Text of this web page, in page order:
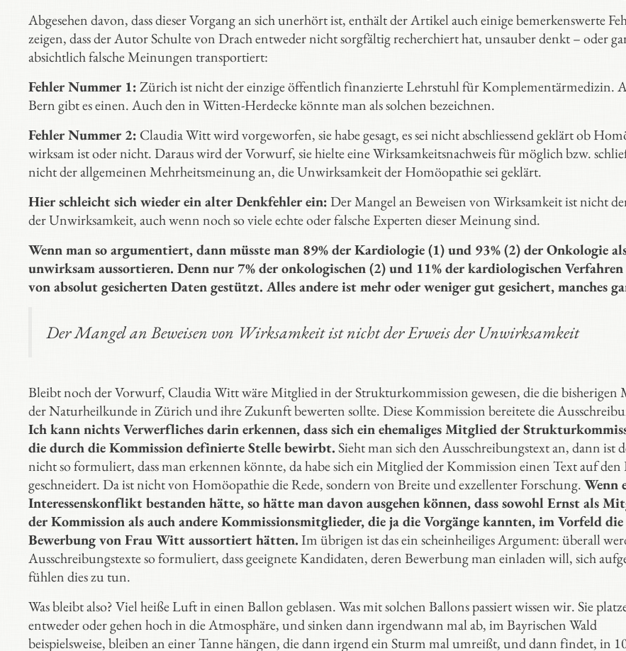
Abgesehen davon, dass dieser Vorgang an sich unerhört ist, enthält der Artikel auch einige bemerkenswerte
zeigen, dass der Autor Schulte von Drach entweder nicht sorgfältig recherchiert hat, unsauber denkt – oder
absichtlich falsche Meinungen transportiert:
Fehler Nummer 1:Zürich ist nicht der einzige öffentlich finanzierte Lehrstuhl für Komplementärmedizin.
Bern gibt es einen. Auch den in Witten-Herdecke könnte man als solchen bezeichnen.
Fehler Nummer 2: Claudia Witt wird vorgeworfen, sie habe gesagt, es sei nicht abschliessend geklärt ob
wirksam ist oder nicht. Daraus wird der Vorwurf, sie hielte eine Wirksamkeitsnachweis für möglich bzw.
nicht der allgemeinen Mehrheitsmeinung an, die Unwirksamkeit der Homöopathie sei geklärt.
Hier schleicht sich wieder ein alter Denkfehler ein:Der Mangel an Beweisen von Wirksamkeit ist nicht
der Unwirksamkeit, auch wenn noch so viele echte oder falsche Experten dieser Meinung sind.
Wenn man so argumentiert, dann müsste man 89% der Kardiologie (1) und 93% (2) der Onkologie
unwirksam aussortieren. Denn nur 7% der onkologischen (2) und 11% der kardiologischen
von absolut gesicherten Daten gestützt. Alles andere ist mehr oder weniger gut gesichert, manches
Der Mangel an Beweisen von Wirksamkeit ist nicht der Erweis der Unwirksamkeit
Bleibt noch der Vorwurf, Claudia Witt wäre Mitglied in der Strukturkommission gewesen, die die bisherigen
der Naturheilkunde in Zürich und ihre Zukunft bewerten sollte. Diese Kommission bereitete die
Ich kann nichts Verwerfliches darin erkennen, dass sich ein ehemaliges Mitglied der
die durch die Kommission definierte Stelle bewirbt.Sieht man sich den Ausschreibungstext an, dann ist
nicht so formuliert, dass man erkennen könnte, da habe sich ein Mitglied der Kommission einen Text auf den
geschneidert. Da ist nicht von Homöopathie die Rede, sondern von Breite und exzellenter Forschung.Wenn
Interessenskonflikt bestanden hätte, so hätte man davon ausgehen können, dass sowohl Ernst als
der Kommission als auch andere Kommissionsmitglieder, die ja die Vorgänge kannten, im Vorfeld die
Bewerbung von Frau Witt aussortiert hätten.Im übrigen ist das ein scheinheiliges Argument: überall
Ausschreibungstexte so formuliert, dass geeignete Kandidaten, deren Bewerbung man einladen will, sich
fühlen dies zu tun.
Was bleibt also? Viel heiße Luft in einen Ballon geblasen. Was mit solchen Ballons passiert wissen wir. Sie
entweder oder gehen hoch in die Atmosphäre, und sinken dann irgendwann mal ab, im Bayrischen Wald
beispielsweise, bleiben an einer Tanne hängen, die dann irgend ein Sturm mal umreißt, und dann findet, in